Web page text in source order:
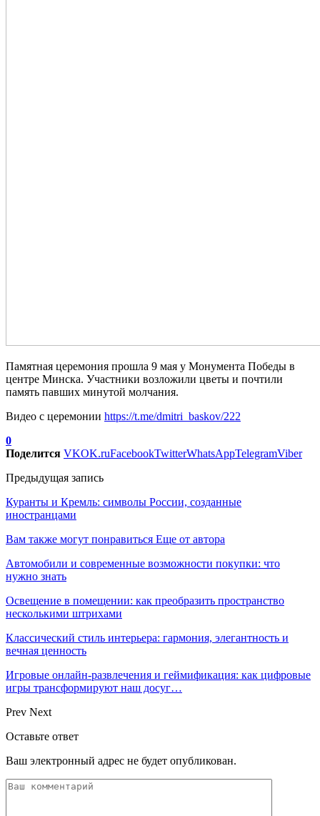
Памятная церемония прошла 9 мая у Монумента Победы в
центре Минска. Участники возложили цветы и почтили
память павших минутой молчания.
Видео с церемонии https://t.me/dmitri_baskov/222
0
Поделится VKOK.ruFacebookTwitterWhatsAppTelegramViber
Предыдущая запись
Куранты и Кремль: символы России, созданные
иностранцами
Вам также могут понравиться Еще от автора
Автомобили и современные возможности покупки: что
нужно знать
Освещение в помещении: как преобразить пространство
несколькими штрихами
Классический стиль интерьера: гармония, элегантность и
вечная ценность
Игровые онлайн-развлечения и геймификация: как цифровые
игры трансформируют наш досуг…
Prev Next
Оставьте ответ
Ваш электронный адрес не будет опубликован.